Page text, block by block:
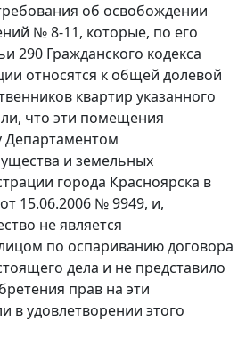
об освобождении
№ 8-11, которые, по его
290 Гражданского кодекса
относятся к общей долевой
квартир указанного
что эти помещения
Департаментом
и земельных
города Красноярска в
15.06.2006 № 9949, и,
не является
по оспариванию договора
дела и не представило
прав на эти
в удовлетворении этого